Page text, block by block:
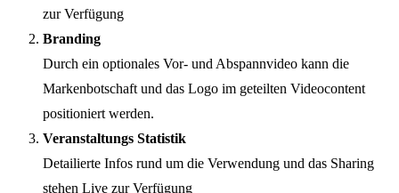
zur Verfügung
Branding
Durch ein optionales Vor- und Abspannvideo kann die
Markenbotschaft und das Logo im geteilten Videocontent
positioniert werden.
Veranstaltungs Statistik
Detailierte Infos rund um die Verwendung und das Sharing
stehen Live zur Verfügung